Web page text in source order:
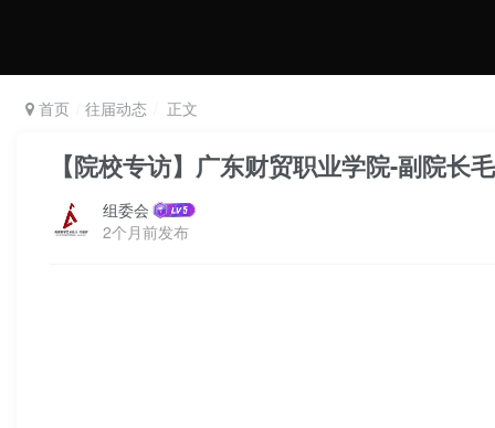
首页 往届动态 正文
【院校专访】广东财贸职业学院-副院
组委会
2个月前发布